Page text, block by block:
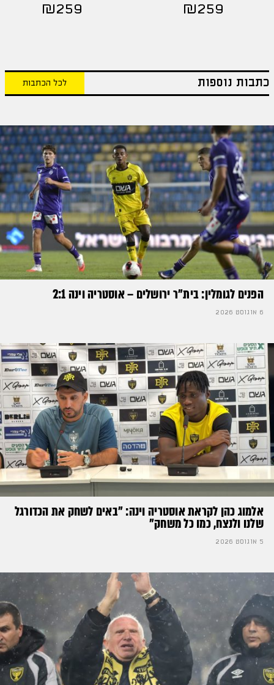
₪259
₪259
כתבות נוספות לכל הכתבות
הפנים לגומלין: בית״ר ירושלים – אוסטריה וינה 2:1
6 אוגוסט 2026
אלמוג כהן לקראת אוסטריה וינה: ״באים לשחק את הכדורגל
שלנו ולנצח, כמו כל משחק״
5 אוגוסט 2026